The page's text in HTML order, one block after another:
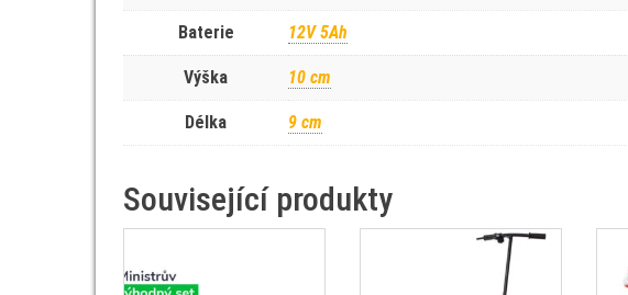
Baterie 12V 5Ah
Výška 10 cm
Délka 9 cm
Související produkty